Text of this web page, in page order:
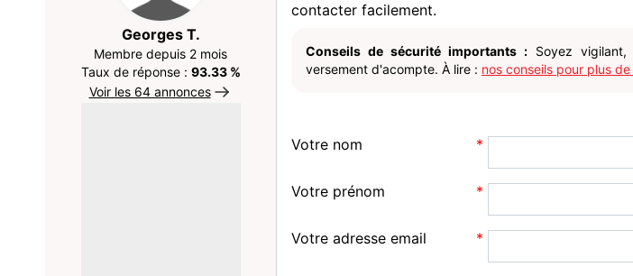
Georges T.
Membre depuis 2 mois
Taux de réponse : 93.33 %
Voir les 64 annonces
contacter facilement.
Conseils de sécurité importants : Soyez
versement d'acompte. À lire : nos conseils pour plus
Votre nom
Votre prénom
Votre adresse email